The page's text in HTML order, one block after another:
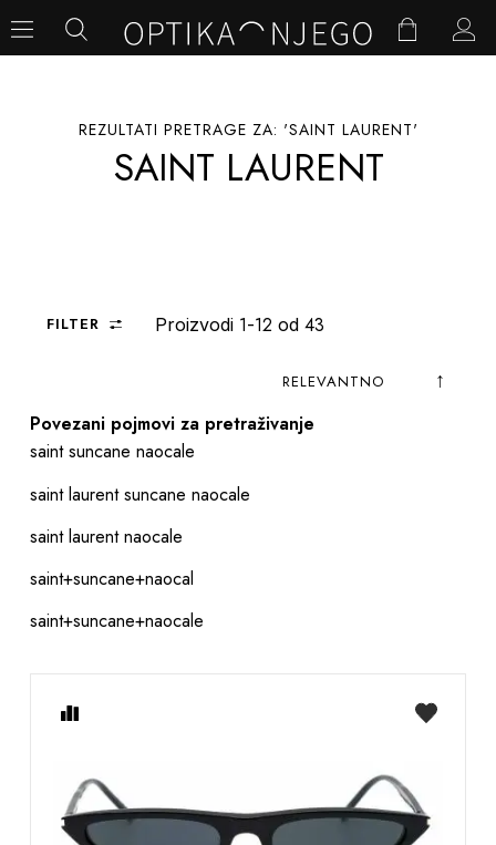
REZULTATI PRETRAGE ZA: 'SAINT LAURENT'
SAINT LAURENT
FILTER Proizvodi 1-12 od 43
Sortiraj
prema
Povezani pojmovi za pretraživanje
saint suncane naocale
saint laurent suncane naocale
saint laurent naocale
saint+suncane+naocal
saint+suncane+naocale
želja